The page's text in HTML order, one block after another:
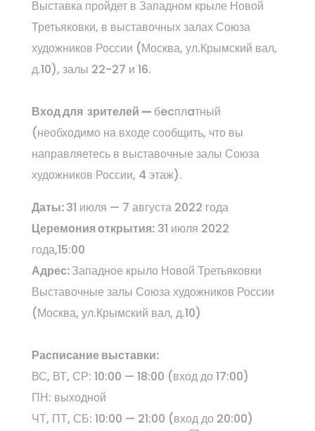
Выставка пройдет в Западном крыле Новой
Третьяковки, в выставочных залах Союза
художников России (Москва, ул.Крымский вал,
д.10), залы 22-27 и 16.
Вход для зрителей — бecплaтный
(необходимо на входе сообщить, что вы
направляетесь в выставочные залы Союза
художников России, 4 этаж).
Даты:31 июля — 7 августа 2022 года
Церемония открытия:31 июля 2022
года,15:00
Адрес:Западное крыло Новой Третьяковки
Выставочные залы Союза художников России
(Москва, ул.Крымский вал, д.10)
Расписание выставки:
ВС, ВТ, СР: 10:00 — 18:00 (вход до 17:00)
ПН: выходной
ЧТ, ПТ, СБ: 10:00 — 21:00 (вход до 20:00)